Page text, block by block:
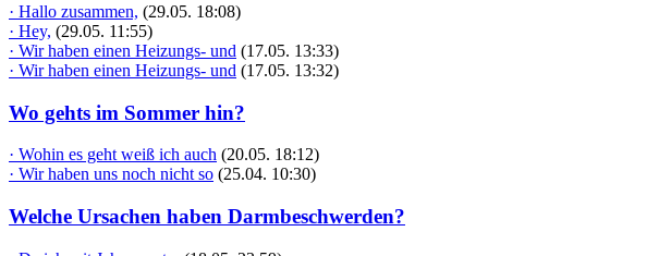
· Hallo zusammen, (29.05. 18:08)
· Hey, (29.05. 11:55)
· Wir haben einen Heizungs- und (17.05. 13:33)
· Wir haben einen Heizungs- und (17.05. 13:32)
Wo gehts im Sommer hin?
· Wohin es geht weiß ich auch (20.05. 18:12)
· Wir haben uns noch nicht so (25.04. 10:30)
Welche Ursachen haben Darmbeschwerden?